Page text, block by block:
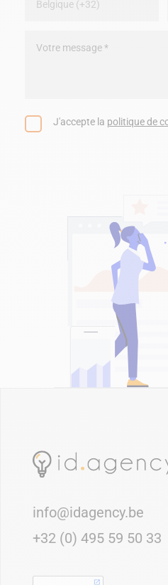
J'accepte la politique de
info@idagency.be
+32 (0) 495 59 50 33